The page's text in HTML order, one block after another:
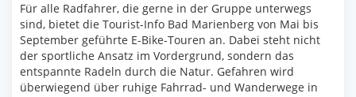
Für alle Radfahrer, die gerne in der Gruppe unterwegs
sind, bietet die Tourist-Info Bad Marienberg von Mai bis
September geführte E-Bike-Touren an. Dabei steht nicht
der sportliche Ansatz im Vordergrund, sondern das
entspannte Radeln durch die Natur. Gefahren wird
überwiegend über ruhige Fahrrad- und Wanderwege in